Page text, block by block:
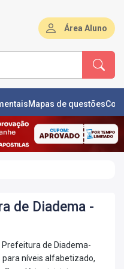
Área Aluno
Mapas de questões
de Diadema -
Prefeitura de Diadema-
níveis alfabetizado,